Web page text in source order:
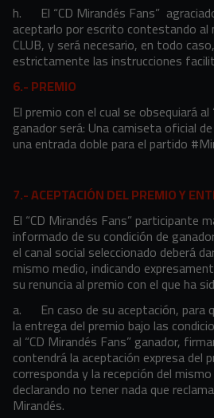
h. El “CD Mirandés Fans”
aceptarlo por escrito contestando al
CLUB, y será necesario, en todo
estrictamente las instrucciones
6.- PREMIO
El premio con el cual se obsequiará
ganador será: Una camiseta oficial
una entrada doble para el partido
7.- ACEPTACIÓN DEL PREMIO Y
El “CD Mirandés Fans” participante
informado de su condición de
el canal social seleccionado deberá
mismo medio, indicando
su renuncia al premio con el que ha
a. En caso de su aceptación, para
la entrega del premio bajo las
al “CD Mirandés Fans” ganador,
contendrá la aceptación expresa del
corresponda y la recepción del
declarando no tener nada que
Mirandés.